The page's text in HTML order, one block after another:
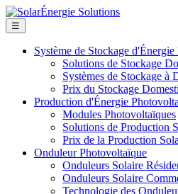
☰
Système de Stockage
Solutions de Stockage
Systèmes de Stockage à
Prix du Stockage
Production d'Énergie
Modules Photovoltaïques
Solutions de Production
Prix de la Production
Onduleur Photovoltaïque
Onduleurs Solaire
Onduleurs Solaire
Technologie des